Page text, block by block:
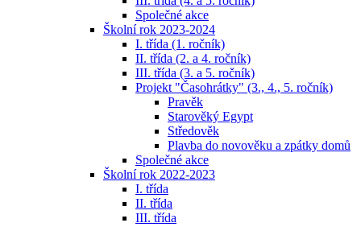
Společné akce
Školní rok 2023-2024
I. třída (1. ročník)
II. třída (2. a 4. ročník)
III. třída (3. a 5. ročník)
Projekt "Časohrátky" (3., 4., 5. ročník)
Pravěk
Starověký Egypt
Středověk
Plavba do novověku a zpátky domů
Společné akce
Školní rok 2022-2023
I. třída
II. třída
III. třída